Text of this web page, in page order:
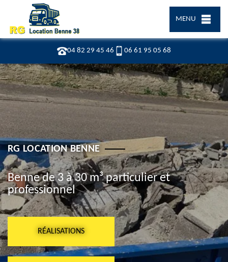
04 82 29 45 46 06 61 95 05 68
MENU
RG LOCATION BENNE
Benne de 3 à 30 m³ particulier et
professionnel
RÉALISATIONS